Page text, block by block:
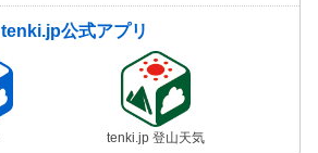
tenki.jp公式アプリ
tenki.jp 登山天気